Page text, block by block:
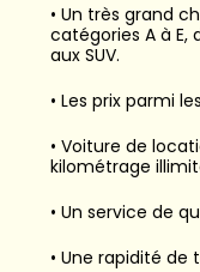
• Un très grand
catégories A à
aux SUV.
• Les prix parmi
• Voiture de
kilométrage
• Un service de
• Une rapidité de